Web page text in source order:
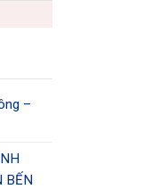
–
BẾN